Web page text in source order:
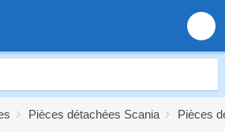
Pièces détachées Scania Pièces